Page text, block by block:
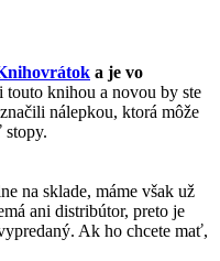
a je vo
touto knihou a novou by ste
nálepkou, ktorá môže
stopy.
na sklade, máme však už
ani distribútor, preto je
Ak ho chcete mať,